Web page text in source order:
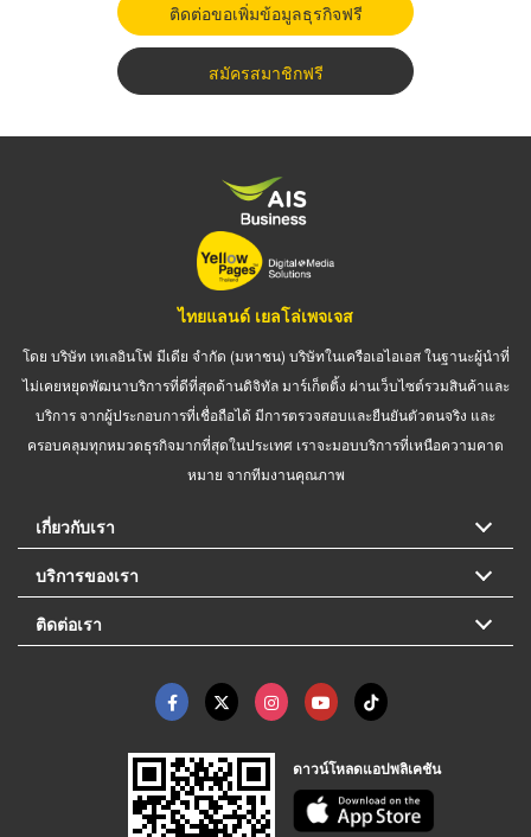
ติดต่อขอเพิ่มข้อมูลธุรกิจฟรี
สมัครสมาชิกฟรี
ไทยแลนด์ เยลโล่เพจเจส
โดย บริษัท เทเลอินโฟ มีเดีย จำกัด (มหาชน) บริษัทในเครือเอไอเอส ในฐานะผู้นำที่
ไม่เคยหยุดพัฒนาบริการที่ดีที่สุดด้านดิจิทัล มาร์เก็ตติ้ง ผ่านเว็บไซต์รวมสินค้าและ
บริการ จากผู้ประกอบการที่เชื่อถือได้ มีการตรวจสอบและยืนยันตัวตนจริง และ
ครอบคลุมทุกหมวดธุรกิจมากที่สุดในประเทศ เราจะมอบบริการที่เหนือความคาด
หมาย จากทีมงานคุณภาพ
เกี่ยวกับเรา
บริการของเรา
ติดต่อเรา
ดาวน์โหลดแอปพลิเคชัน